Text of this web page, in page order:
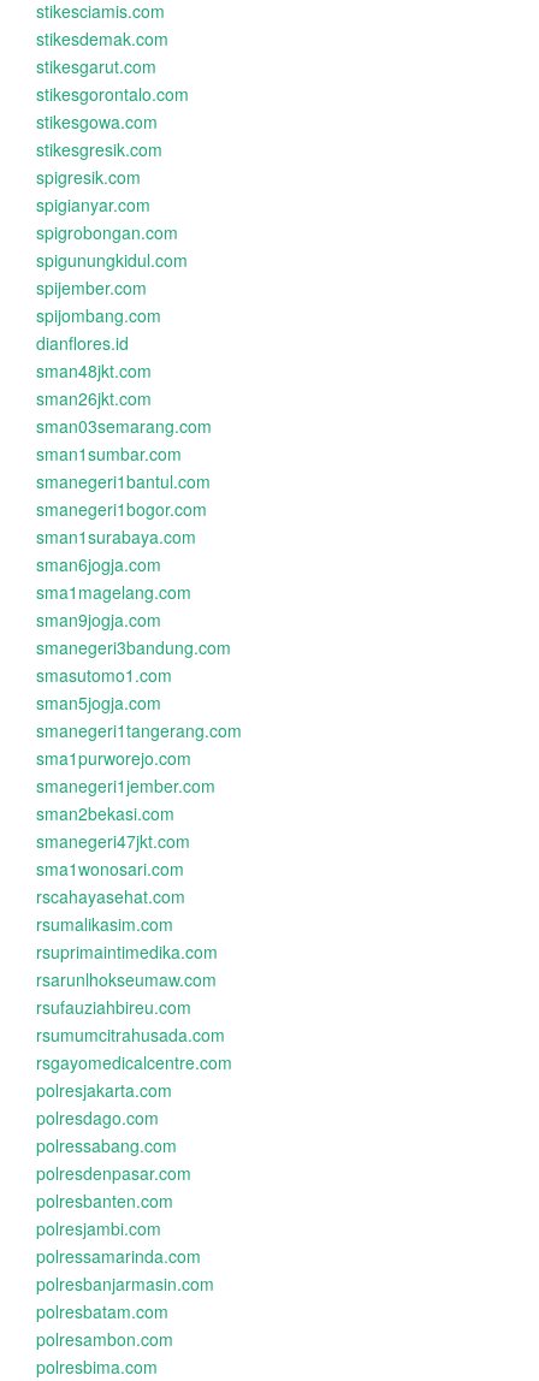
stikesciamis.com
stikesdemak.com
stikesgarut.com
stikesgorontalo.com
stikesgowa.com
stikesgresik.com
spigresik.com
spigianyar.com
spigrobongan.com
spigunungkidul.com
spijember.com
spijombang.com
dianflores.id
sman48jkt.com
sman26jkt.com
sman03semarang.com
sman1sumbar.com
smanegeri1bantul.com
smanegeri1bogor.com
sman1surabaya.com
sman6jogja.com
sma1magelang.com
sman9jogja.com
smanegeri3bandung.com
smasutomo1.com
sman5jogja.com
smanegeri1tangerang.com
sma1purworejo.com
smanegeri1jember.com
sman2bekasi.com
smanegeri47jkt.com
sma1wonosari.com
rscahayasehat.com
rsumalikasim.com
rsuprimaintimedika.com
rsarunlhokseumaw.com
rsufauziahbireu.com
rsumumcitrahusada.com
rsgayomedicalcentre.com
polresjakarta.com
polresdago.com
polressabang.com
polresdenpasar.com
polresbanten.com
polresjambi.com
polressamarinda.com
polresbanjarmasin.com
polresbatam.com
polresambon.com
polresbima.com